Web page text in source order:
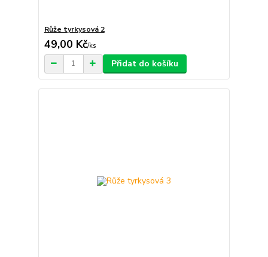
Růže tyrkysová 2
49,00 Kč/ks
Přidat do košíku